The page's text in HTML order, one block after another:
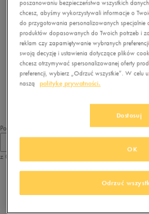
Brak produktów do
Zmień kryteria
usuń wybrane
Pokaż
z 0
z
poszanowaniu bezpieczeństwa wszystkich
chcesz, abyśmy wykorzystywali informacje o
do przygotowania personalizowanych specjalnie
produktów dopasowanych do Twoich potrzeb i
reklam czy zapamiętywanie wybranych
swoją decyzję i ustawienia dotyczące plików
chcesz otrzymywać spersonalizowanej oferty
preferencji, wybierz „Odrzuć wszystkie”. W celu
naszą
politykę prywatności.
Dostosuj
Odrzuć
OK